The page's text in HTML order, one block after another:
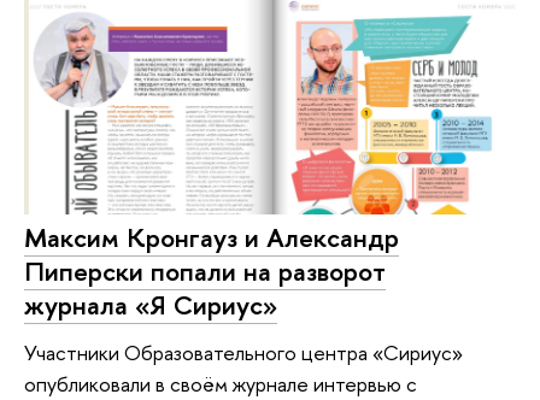
Максим Кронгауз и Александр
Пиперски попали на разворот
журнала «Я Сириус»
Участники Образовательного центра «Сириус»
опубликовали в своём журнале интервью с